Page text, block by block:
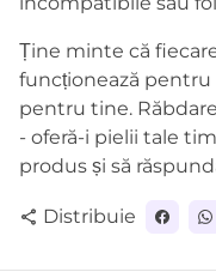
Ține minte că
funcționează pentru
pentru tine.
- oferă-i pielii tale
produs și să
share Distribuie